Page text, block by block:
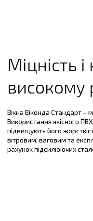
Міцність
високому
Вікна Віконда Стандарт –
Використання якісного
підвищують його
вітровим, ваговим та
рахунок підсилюючих